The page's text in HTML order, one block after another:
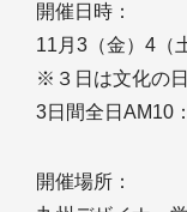
開催日時：
11月3（金）4（
※３日は文化の
3日間全日AM10
開催場所：